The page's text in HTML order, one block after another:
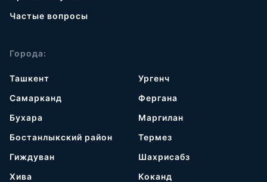
Частые вопросы
Города:
Ташкент
Самарканд
Бухара
Бостанлыкский район
Гиждуван
Хива
Ургенч
Фергана
Маргилан
Термез
Шахрисабз
Коканд